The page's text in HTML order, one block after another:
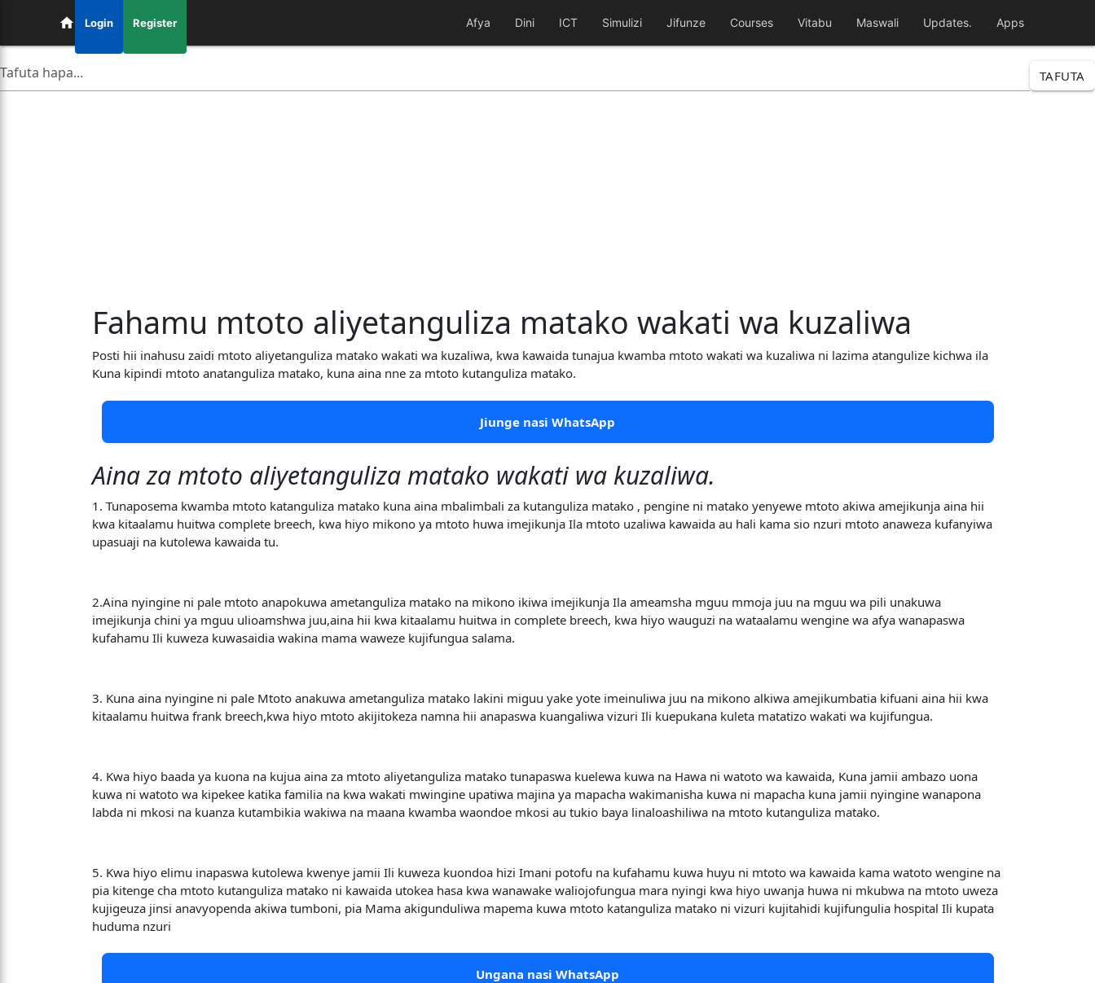
Login Register Afya Dini ICT Simulizi Jifunze Courses Vitabu Maswali Updates. Apps
TAFUTA
Fahamu mtoto aliyetanguliza matako wakati wa kuzaliwa
Posti hii inahusu zaidi mtoto aliyetanguliza matako wakati wa kuzaliwa, kwa kawaida tunajua kwamba mtoto wakati wa kuzaliwa ni lazima atangulize kichwa ila
Kuna kipindi mtoto anatanguliza matako, kuna aina nne za mtoto kutanguliza matako.
Jiunge nasi WhatsApp
Aina za mtoto aliyetanguliza matako wakati wa kuzaliwa.
1. Tunaposema kwamba mtoto katanguliza matako kuna aina mbalimbali za kutanguliza matako , pengine ni matako yenyewe mtoto akiwa amejikunja aina hii
kwa kitaalamu huitwa complete breech, kwa hiyo mikono ya mtoto huwa imejikunja Ila mtoto uzaliwa kawaida au hali kama sio nzuri mtoto anaweza kufanyiwa
upasuaji na kutolewa kawaida tu.
2.Aina nyingine ni pale mtoto anapokuwa ametanguliza matako na mikono ikiwa imejikunja Ila ameamsha mguu mmoja juu na mguu wa pili unakuwa
imejikunja chini ya mguu ulioamshwa juu,aina hii kwa kitaalamu huitwa in complete breech, kwa hiyo wauguzi na wataalamu wengine wa afya wanapaswa
kufahamu Ili kuweza kuwasaidia wakina mama waweze kujifungua salama.
3. Kuna aina nyingine ni pale Mtoto anakuwa ametanguliza matako lakini miguu yake yote imeinuliwa juu na mikono alkiwa amejikumbatia kifuani aina hii kwa
kitaalamu huitwa frank breech,kwa hiyo mtoto akijitokeza namna hii anapaswa kuangaliwa vizuri Ili kuepukana kuleta matatizo wakati wa kujifungua.
4. Kwa hiyo baada ya kuona na kujua aina za mtoto aliyetanguliza matako tunapaswa kuelewa kuwa na Hawa ni watoto wa kawaida, Kuna jamii ambazo uona
kuwa ni watoto wa kipekee katika familia na kwa wakati mwingine upatiwa majina ya mapacha wakimanisha kuwa ni mapacha kuna jamii nyingine wanapona
labda ni mkosi na kuanza kutambikia wakiwa na maana kwamba waondoe mkosi au tukio baya linaloashiliwa na mtoto kutanguliza matako.
5. Kwa hiyo elimu inapaswa kutolewa kwenye jamii Ili kuweza kuondoa hizi Imani potofu na kufahamu kuwa huyu ni mtoto wa kawaida kama watoto wengine na
pia kitenge cha mtoto kutanguliza matako ni kawaida utokea hasa kwa wanawake waliojofungua mara nyingi kwa hiyo uwanja huwa ni mkubwa na mtoto uweza
kujigeuza jinsi anavyopenda akiwa tumboni, pia Mama akigunduliwa mapema kuwa mtoto katanguliza matako ni vizuri kujitahidi kujifungulia hospital Ili kupata
huduma nzuri
Ungana nasi WhatsApp